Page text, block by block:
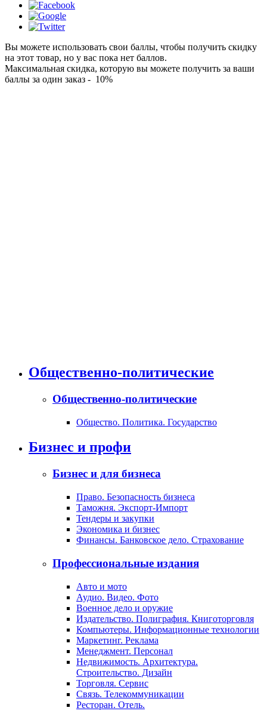
Вы можете использовать свои баллы, чтобы получить скидку
на этот товар, но у вас пока нет баллов.
Максимальная скидка, которую вы можете получить за ваши
баллы за один заказ - 10%
Общественно-политические
Общественно-политические
Общество. Политика. Государство
Бизнес и профи
Бизнес и для бизнеса
Право. Безопасность бизнеса
Таможня. Экспорт-Импорт
Тендеры и закупки
Экономика и бизнес
Финансы. Банковское дело. Страхование
Профессиональные издания
Авто и мото
Аудио. Видео. Фото
Военное дело и оружие
Издательство. Полиграфия. Книготорговля
Компьютеры. Информационные технологии
Маркетинг. Реклама
Менеджмент. Персонал
Недвижимость. Архитектура.
Строительство. Дизайн
Торговля. Сервис
Связь. Телекоммуникации
Ресторан. Отель.